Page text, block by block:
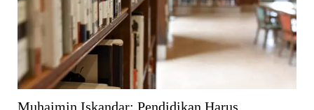
Muhaimin Iskandar: Pendidikan Harus